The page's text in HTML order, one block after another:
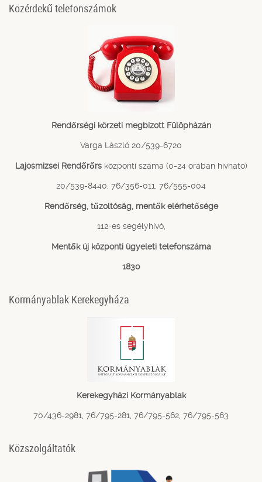
Közérdekű telefonszámok
Rendőrségi körzeti megbízott Fülöpházán
Varga László 20/539-6720
Lajosmizsei Rendőrőrsközponti száma (0-24 órában hívható)
20/539-8440, 76/356-011, 76/555-004
Rendőrség, tűzoltóság, mentők elérhetősége
112-es segélyhívó,
Mentők új központi ügyeleti telefonszáma
1830
Kormányablak Kerekegyháza
Kerekegyházi Kormányablak
70/436-2981, 76/795-281, 76/795-562, 76/795-563
Közszolgáltatók